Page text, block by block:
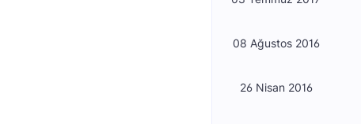
08 Ağustos 2016
26 Nisan 2016